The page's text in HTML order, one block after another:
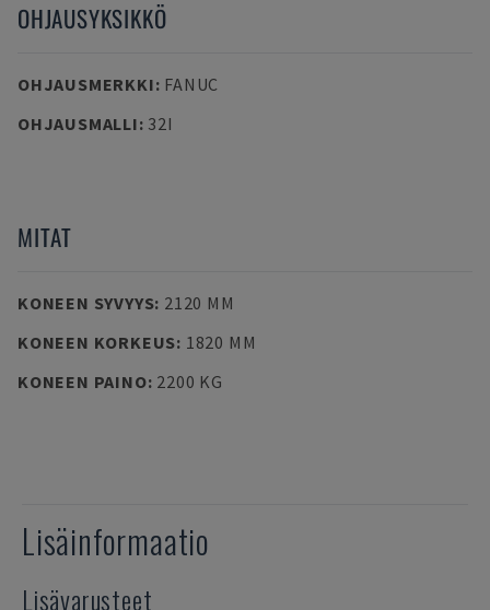
OHJAUSYKSIKKÖ
OHJAUSMERKKI: FANUC
OHJAUSMALLI: 32I
MITAT
KONEEN SYVYYS: 2120 MM
KONEEN KORKEUS: 1820 MM
KONEEN PAINO: 2200 KG
Lisäinformaatio
Lisävarusteet